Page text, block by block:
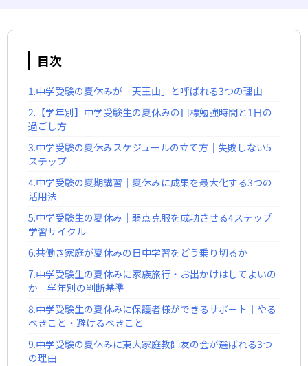
目次
1.中学受験の夏休みが「天王山」と呼ばれる3つの理由
2.【学年別】中学受験生の夏休みの目標勉強時間と1日の
過ごし方
3.中学受験の夏休みスケジュールの立て方｜失敗しない5
ステップ
4.中学受験の夏期講習｜夏休みに成果を最大化する3つの
活用法
5.中学受験生の夏休み｜弱点克服を成功させる4ステップ
学習サイクル
6.共働き家庭が夏休みの日中学習をどう乗り切るか
7.中学受験生の夏休みに家族旅行・お出かけはしてよいの
か｜学年別の判断基準
8.中学受験生の夏休みに保護者様ができるサポート｜やる
べきこと・避けるべきこと
9.中学受験の夏休みに東大家庭教師友の会が選ばれる3つ
の理由